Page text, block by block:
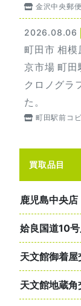
金沢中央郵
2026.08.06
町田市 相
京市場 町田
クロノグラ
た。
町田駅前コ
買取品目
鹿児島中央店
姶良国道10
天文館御着屋
天文館地蔵角